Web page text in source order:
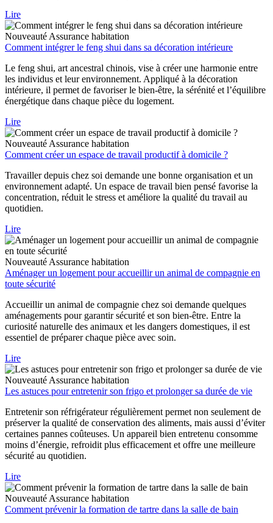
Lire
Nouveauté Assurance habitation
Comment intégrer le feng shui dans sa décoration intérieure
Le feng shui, art ancestral chinois, vise à créer une harmonie entre
les individus et leur environnement. Appliqué à la décoration
intérieure, il permet de favoriser le bien-être, la sérénité et l’équilibre
énergétique dans chaque pièce du logement.
Lire
Nouveauté Assurance habitation
Comment créer un espace de travail productif à domicile ?
Travailler depuis chez soi demande une bonne organisation et un
environnement adapté. Un espace de travail bien pensé favorise la
concentration, réduit le stress et améliore la qualité du travail au
quotidien.
Lire
Nouveauté Assurance habitation
Aménager un logement pour accueillir un animal de compagnie en
toute sécurité
Accueillir un animal de compagnie chez soi demande quelques
aménagements pour garantir sécurité et son bien-être. Entre la
curiosité naturelle des animaux et les dangers domestiques, il est
essentiel de préparer chaque pièce avec soin.
Lire
Nouveauté Assurance habitation
Les astuces pour entretenir son frigo et prolonger sa durée de vie
Entretenir son réfrigérateur régulièrement permet non seulement de
préserver la qualité de conservation des aliments, mais aussi d’éviter
certaines pannes coûteuses. Un appareil bien entretenu consomme
moins d’énergie, refroidit plus efficacement et offre une meilleure
sécurité au quotidien.
Lire
Nouveauté Assurance habitation
Comment prévenir la formation de tartre dans la salle de bain